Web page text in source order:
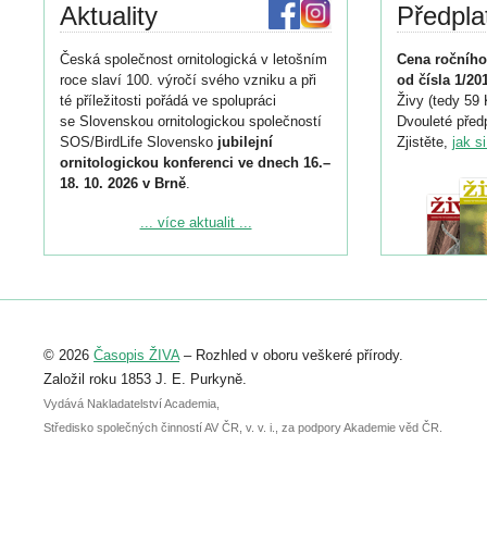
Aktuality
Česká společnost ornitologická v letošním
roce slaví 100. výročí svého vzniku a při
té příležitosti pořádá ve spolupráci
se Slovenskou ornitologickou společností
SOS/BirdLife Slovensko jubilejní
ornitologickou konferenci ve dnech 16.–
18. 10. 2026 v Brně.
Podrobnější informace ke konferenci
Registrovat se můžete do 6. září.
abstraktu přihlášené přednášky nebo
posteru je už 30. června.
... více aktualit ...
Cena
od čísla 1/
Živy (tedy 59
Dvouleté
Zjistěte, jak
© 2026 Časopis ŽIVA– Rozhled v oboru veškeré přírody.
Založil roku 1853 J. E. Purkyně.
Vydává Nakladatelství Academia,
Středisko společných činností AV ČR, v. v. i., za podpory Akademie věd ČR.